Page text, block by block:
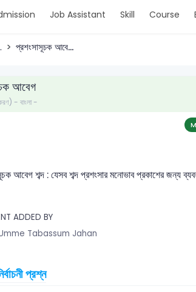
Job Assistant Skill Course
প্রশংসাসূচক আবে...
আবেগ
- বাংলা -
আবেগ শব্দ : যেসব শব্দ প্রশংসার মনোভাব প্রকাশের জন্য
ADDED BY
Tabassum Jahan
প্রশ্ন